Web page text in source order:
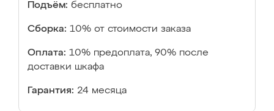
Подъём: бесплатно
Сборка: 10% от стоимости заказа
Оплата: 10% предоплата, 90% после
доставки шкафа
Гарантия: 24 месяца